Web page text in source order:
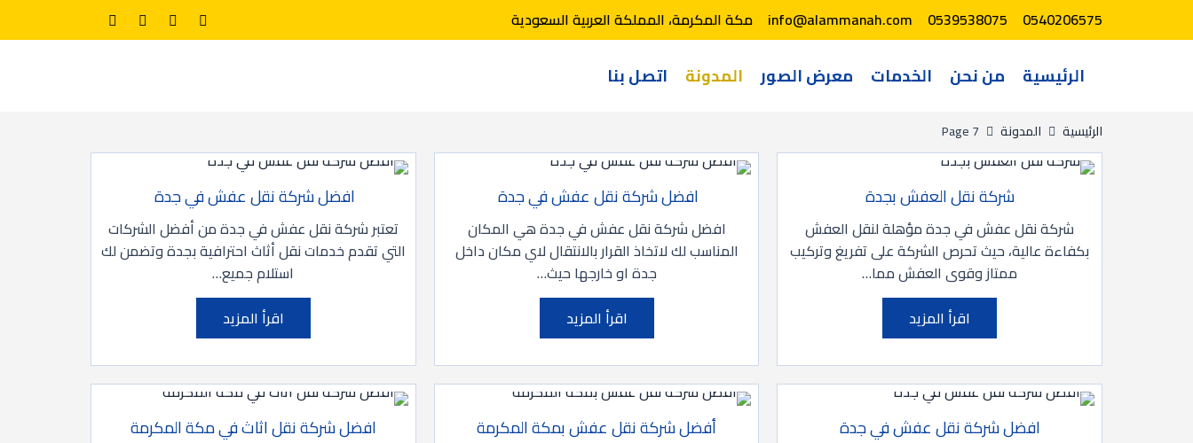
0540206575
0539538075
info@alammanah.com مكة المكرمة، المملكة العربية السعودية
الرئيسية من نحن الخدمات معرض الصور المدونة اتصل بنا
الرئيسية المدونة Page 7
شركة نقل العفش بجدة
شركة نقل عفش في جدة مؤهلة لنقل العفش
بكفاءة عالية، حيث تحرص الشركة على تفريغ وتركيب
ممتاز وقوى العفش مما…
اقرأ المزيد
افضل شركة نقل عفش في جدة
افضل شركة نقل عفش في جدة هي المكان
المناسب لك لاتخاذ القرار بالانتقال لاي مكان داخل
جدة او خارجها حيث…
اقرأ المزيد
افضل شركة نقل عفش في جدة
تعتبر شركة نقل عفش في جدة من أفضل الشركات
التي تقدم خدمات نقل أثاث احترافية بجدة وتضمن لك
استلام جميع…
اقرأ المزيد
افضل شركة نقل عفش في جدة أفضل شركة نقل عفش بمكة المكرمة افضل شركة نقل اثاث في مكة المكرمة